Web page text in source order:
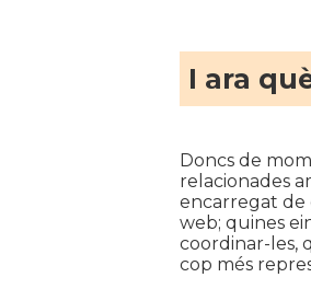
I ara
Doncs de
relacionades
encarregat de
web; quines
coordinar-les,
cop més